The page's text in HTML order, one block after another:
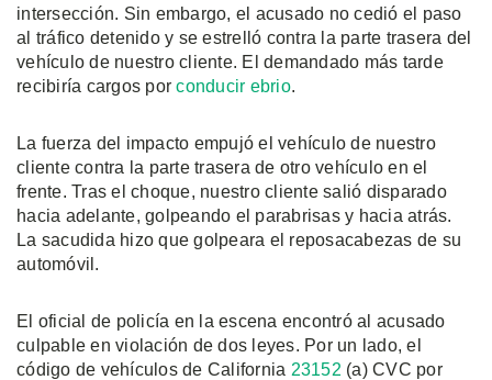
intersección. Sin embargo, el acusado no cedió el paso
al tráfico detenido y se estrelló contra la parte trasera del
vehículo de nuestro cliente. El demandado más tarde
recibiría cargos porconducir ebrio.
La fuerza del impacto empujó el vehículo de nuestro
cliente contra la parte trasera de otro vehículo en el
frente. Tras el choque, nuestro cliente salió disparado
hacia adelante, golpeando el parabrisas y hacia atrás.
La sacudida hizo que golpeara el reposacabezas de su
automóvil.
El oficial de policía en la escena encontró al acusado
culpable en violación de dos leyes. Por un lado, el
código de vehículos de California 23152 (a) CVC por